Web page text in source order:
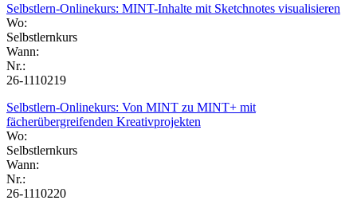
Selbstlern-Onlinekurs: MINT-Inhalte mit Sketchnotes visualisieren
Wo:
Selbstlernkurs
Wann:
Nr.:
26-1110219
Selbstlern-Onlinekurs: Von MINT zu MINT+ mit
fächerübergreifenden Kreativprojekten
Wo:
Selbstlernkurs
Wann:
Nr.:
26-1110220